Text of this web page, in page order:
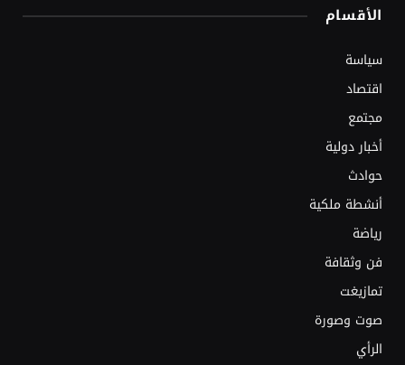
الأقسام
سياسة
اقتصاد
مجتمع
أخبار دولية
حوادث
أنشطة ملكية
رياضة
فن وثقافة
تمازيغت
صوت وصورة
الرأي